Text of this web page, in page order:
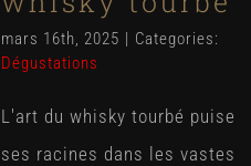
mars 16th, 2025 | Categories:
Dégustations
L'art du whisky tourbé puise
ses racines dans les vastes